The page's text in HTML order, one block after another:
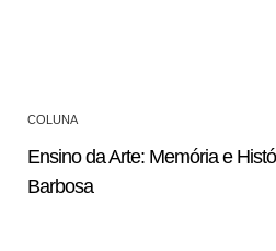
COLUNA
Ensino da Arte: Memória e
Barbosa